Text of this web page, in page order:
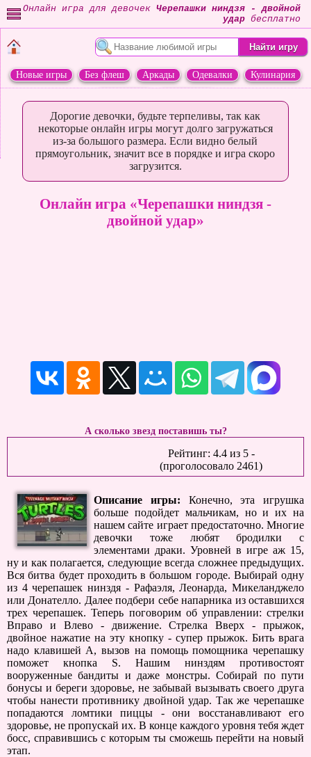
Онлайн игра для девочек Черепашки ниндзя - двойной
удар бесплатно
Новые игры Без флеш Аркады Одевалки
Кулинария
Дорогие девочки, будьте терпеливы, так как
некоторые онлайн игры могут долго загружаться
из-за большого размера. Если видно белый
прямоугольник, значит все в порядке и игра скоро
загрузится.
Онлайн игра «Черепашки ниндзя -
двойной удар»
А сколько звезд поставишь ты?
Рейтинг: 4.4из 5-
(проголосовало 2461)
Описание игры:
Конечно, эта игрушка
больше подойдет мальчикам, но и их на
нашем сайте играет предостаточно. Многие
девочки тоже любят бродилки с
элементами драки. Уровней в игре аж 15,
ну и как полагается, следующие всегда сложнее предыдущих.
Вся битва будет проходить в большом городе. Выбирай одну
из 4 черепашек нинздя - Рафаэля, Леонарда, Микеланджело
или Донателло. Далее подбери себе напарника из оставшихся
трех черепашек. Теперь поговорим об управлении: стрелки
Вправо и Влево - движение. Стрелка Вверх - прыжок,
двойное нажатие на эту кнопку - супер прыжок. Бить врага
надо клавишей A, вызов на помощь помощника черепашку
поможет кнопка S. Нашим нинздям противостоят
вооруженные бандиты и даже монстры. Собирай по пути
бонусы и береги здоровье, не забывай вызывать своего друга
чтобы нанести противнику двойной удар. Так же черепашке
попадаются ломтики пиццы - они восстанавливают его
здоровье, не пропускай их. В конце каждого уровня тебя ждет
босс, справившись с которым ты сможешь перейти на новый
этап.